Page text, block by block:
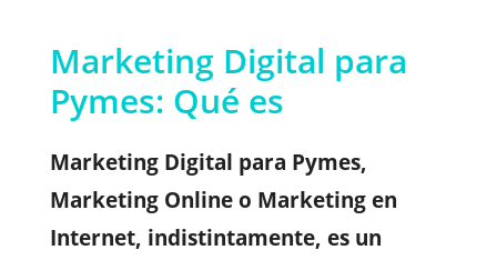
Marketing Digital para
Pymes: Qué es
Marketing Digital para Pymes,
Marketing Online o Marketing en
Internet, indistintamente, es un